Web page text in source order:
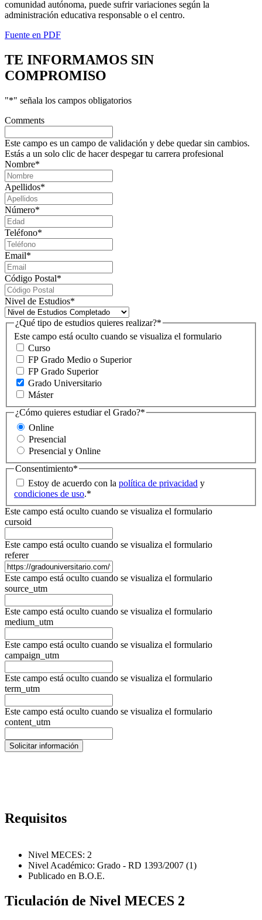
comunidad autónoma, puede sufrir variaciones según la
administración educativa responsable o el centro.
Fuente en PDF
TE INFORMAMOS SIN
COMPROMISO
"*" señala los campos obligatorios
Comments
Este campo es un campo de validación y debe quedar sin cambios.
Estás a un solo clic de hacer despegar tu carrera profesional
Nombre*
Apellidos*
Número*
Teléfono*
Email*
Código Postal*
Nivel de Estudios*
Este campo está oculto cuando se visualiza el formulario
¿Qué tipo de estudios quieres realizar?*
Curso
FP Grado Medio o Superior
FP Grado Superior
Grado Universitario
Máster
¿Cómo quieres estudiar el Grado?*
Online
Presencial
Presencial y Online
Consentimiento*
Estoy de acuerdo con la política de privacidad y
condiciones de uso.*
Este campo está oculto cuando se visualiza el formulario
cursoid
Este campo está oculto cuando se visualiza el formulario
referer
Este campo está oculto cuando se visualiza el formulario
source_utm
Este campo está oculto cuando se visualiza el formulario
medium_utm
Este campo está oculto cuando se visualiza el formulario
campaign_utm
Este campo está oculto cuando se visualiza el formulario
term_utm
Este campo está oculto cuando se visualiza el formulario
content_utm
Requisitos
Nivel MECES: 2
Nivel Académico: Grado - RD 1393/2007 (1)
Publicado en B.O.E.
Ticulación de Nivel MECES 2